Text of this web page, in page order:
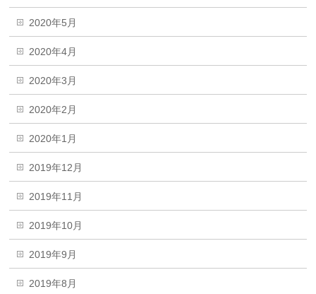
2020年5月
2020年4月
2020年3月
2020年2月
2020年1月
2019年12月
2019年11月
2019年10月
2019年9月
2019年8月